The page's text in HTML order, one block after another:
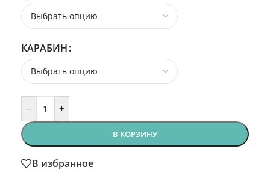
КАРАБИН
- +
В КОРЗИНУ
В избранное